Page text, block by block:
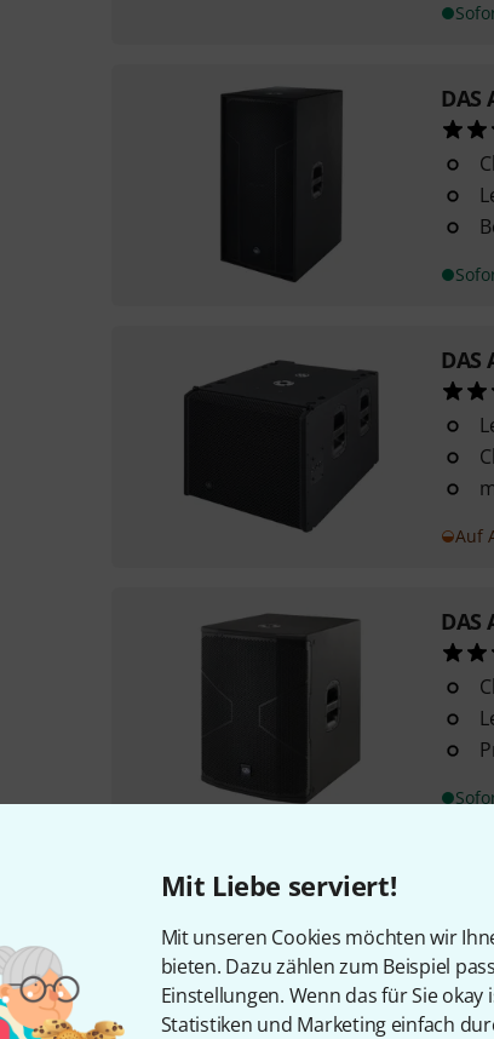
Mit Liebe serviert!
Mit unseren Cookies möchten wir
bieten. Dazu zählen zum Beispiel
Einstellungen. Wenn das für Sie
Statistiken und Marketing einfach
DAS
DAS
Auf
DAS